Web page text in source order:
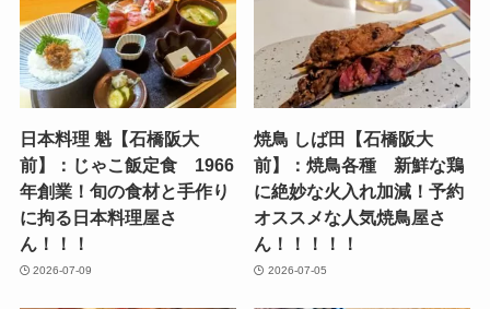
日本料理 魁【石橋阪大
前】：じゃこ飯定食 1966
年創業！旬の食材と手作り
に拘る日本料理屋さ
ん！！！
2026-07-09
焼鳥 しば田【石橋阪大
前】：焼鳥各種 新鮮な鶏
に絶妙な火入れ加減！予約
オススメな人気焼鳥屋さ
ん！！！！！
2026-07-05